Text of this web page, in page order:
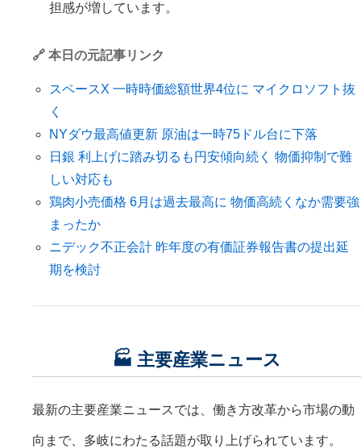
担感が増しています。
🔗 本日の元記事リンク
スペースX 一時時価総額世界4位に マイクロソフト抜
く
NYダウ最高値更新 原油は一時75ドル台に下落
日銀 利上げに踏み切るも円安傾向続く 物価抑制で難
しい対応も
鶏肉小売価格 6月は過去最高に 物価高続くなか需要強
まったか
ニデック不正会計 昨年度の有価証券報告書の提出延
期を検討
🏭 主要産業ニュース
最新の主要産業ニュースでは、働き方改革から市場の動
向まで、多岐にわたる話題が取り上げられています。